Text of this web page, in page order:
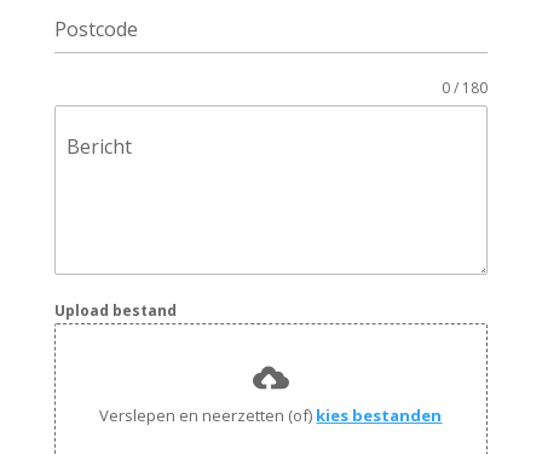
Postcode
Bericht
0 / 180
Upload bestand
Verslepen en neerzetten (of) kies bestanden